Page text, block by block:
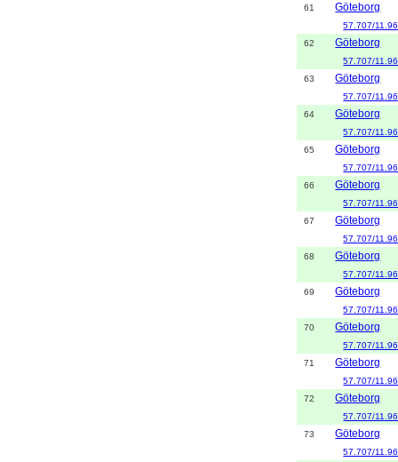
61
Göteborg
57.707/
62
Göteborg
57.707/
63
Göteborg
57.707/
64
Göteborg
57.707/
65
Göteborg
57.707/
66
Göteborg
57.707/
67
Göteborg
57.707/
68
Göteborg
57.707/
69
Göteborg
57.707/
70
Göteborg
57.707/
71
Göteborg
57.707/
72
Göteborg
57.707/
73
Göteborg
57.707/